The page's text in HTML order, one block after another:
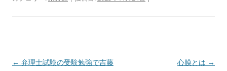
投
← 弁理士試験の受験勉強で吉藤
心膜とは →